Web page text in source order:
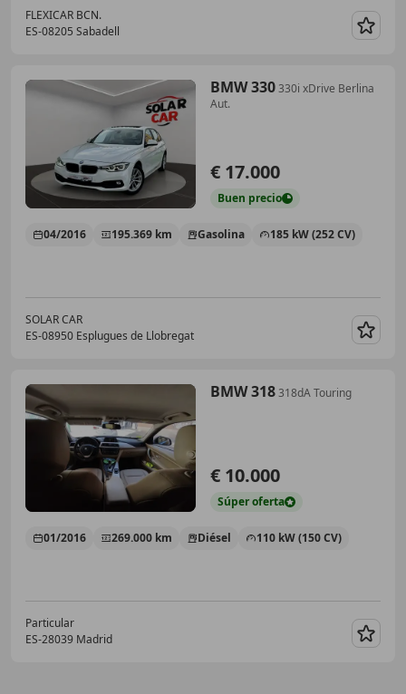
FLEXICAR BCN.
ES-08205 Sabadell
BMW 330330i xDrive Berlina
Aut.
€ 17.000
Buen precio
04/2016 195.369 km Gasolina 185 kW (252 CV)
SOLAR CAR
ES-08950 Esplugues de Llobregat
BMW 318318dA Touring
€ 10.000
Súperoferta
01/2016 269.000 km Diésel 110 kW (150 CV)
Particular
ES-28039 Madrid